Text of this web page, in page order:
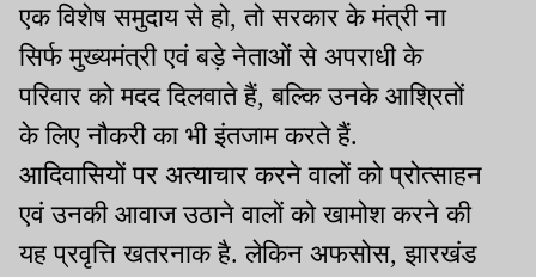
एक विशेष समुदाय से हो, तो सरकार के मंत्री ना
सिर्फ मुख्यमंत्री एवं बड़े नेताओं से अपराधी के
परिवार को मदद दिलवाते हैं, बल्कि उनके आश्रितों
के लिए नौकरी का भी इंतजाम करते हैं.
आदिवासियों पर अत्याचार करने वालों को प्रोत्साहन
एवं उनकी आवाज उठाने वालों को खामोश करने की
यह प्रवृत्ति खतरनाक है. लेकिन अफसोस, झारखंड